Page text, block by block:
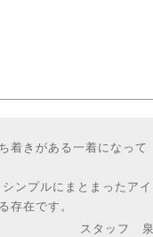
着きがある一着になって
ンプルにまとまったアイ
在です。
スタッフ 泉